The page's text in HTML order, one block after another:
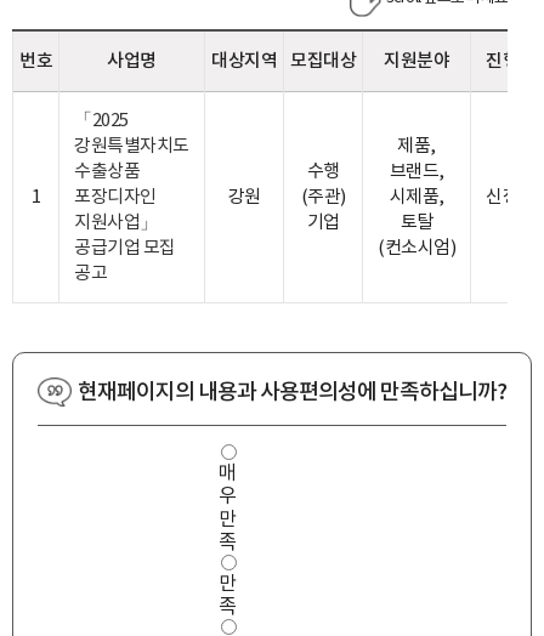
번호 사업명 대상지역 모집대상 지원분야 진행상
1
「2025
강원특별자치도
수출상품
포장디자인
지원사업」
공급기업 모집
공고
강원
수행
(주관)
기업
제품,
브랜드,
시제품,
토탈
(컨소시엄)
신청접
현재페이지의 내용과 사용편의성에 만족하십니까?
사
용
편
의
성
만
족
도
매
우
만
족
만
족